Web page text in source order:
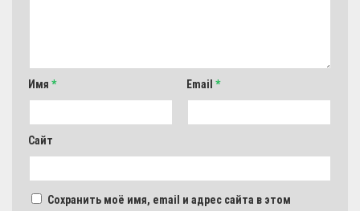
Имя * Email *
Сайт
Сохранить моё имя, email и адрес сайта в этом